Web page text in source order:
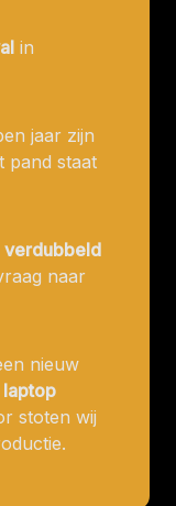
in
jaar zijn
pand staat
verdubbeld
naar
nieuw
laptop
stoten wij